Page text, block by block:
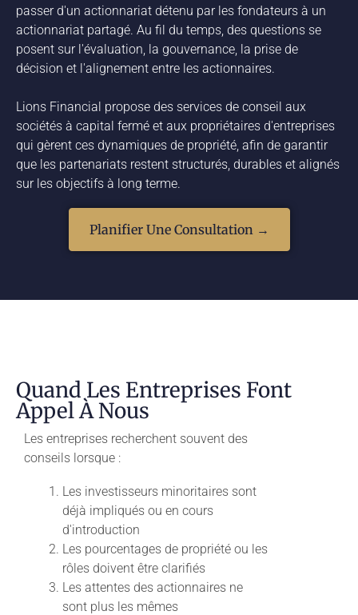
passer d'un actionnariat détenu par les fondateurs à un
actionnariat partagé. Au fil du temps, des questions se
posent sur l'évaluation, la gouvernance, la prise de
décision et l'alignement entre les actionnaires.
Lions Financial propose des services de conseil aux
sociétés à capital fermé et aux propriétaires d'entreprises
qui gèrent ces dynamiques de propriété, afin de garantir
que les partenariats restent structurés, durables et alignés
sur les objectifs à long terme.
Planifier Une Consultation →
Quand Les Entreprises Font
Appel À Nous
Les entreprises recherchent souvent des
conseils lorsque :
Les investisseurs minoritaires sont
déjà impliqués ou en cours
d'introduction
Les pourcentages de propriété ou les
rôles doivent être clarifiés
Les attentes des actionnaires ne
sont plus les mêmes